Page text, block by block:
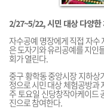
2/27~5/22, 시민 대상 다양한
자수공예 명장에게 직접 자수
은 도자기와 유리공예를 지인
회가 열린다.
중구 황학동 중앙시장 지하상
정으로 시민 대상 체험공방과
주 토요일 신당창작아케이드
진으로 참여한다.